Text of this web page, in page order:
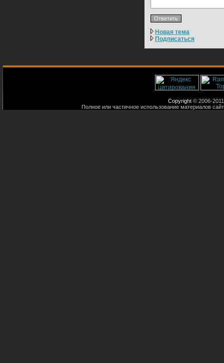
Новая тема
Подписаться
Copyright © 2006-
Полное или частичное использование материалов